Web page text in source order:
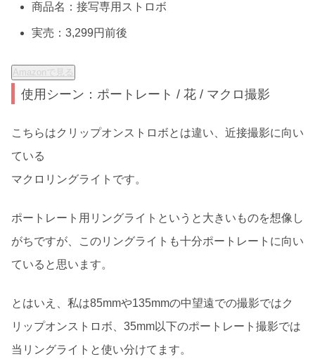
商品名：接写専用ストロボ
実売：3,299円前後
Amazonで見る
使用シーン：ポートレート / 花 / マクロ撮影
こちらはクリップオンストロボとは違い、近接撮影に向い
ている
マクロリングライトです。
ポートレート用リングライトというと大きいものを想像し
がちですが、このリングライトも十分ポートレートに向い
ていると思います。
とはいえ、私は85mmや135mmの中望遠での撮影ではク
リップオンストロボ、35mm以下のポートレート撮影では
当リングライトと使い分けてます。